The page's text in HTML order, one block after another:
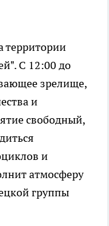
территории
С 12:00 до
зрелище,
и
свободный,
и
атмосферу
группы